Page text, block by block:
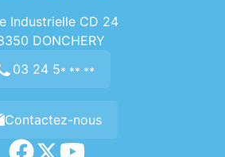
Industrielle CD 24
DONCHERY
03 24 5* ** **
Contactez-nous